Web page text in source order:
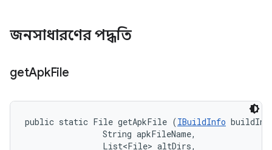
জনসাধারণের পদ্ধতি
getApkFile
public static File getApkFile (IBuildInfo
                String apkFileName,
                List<File> altDirs,